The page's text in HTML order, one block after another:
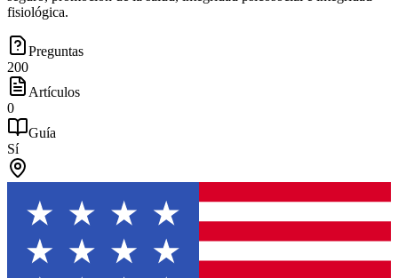
fisiológica.
Preguntas
200
Artículos
0
Guía
Sí